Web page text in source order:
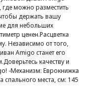
можно разместить
держать вашу
для небольших
ценен.Расцветка
Независимо от того,
Amigo станет его
качеству и
-Механизм: Еврокнижка
места, см: 145